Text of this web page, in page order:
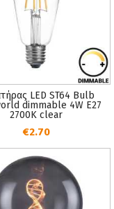
LED ST64 Bulb
dimmable 4W E27
2700K clear
€2.70